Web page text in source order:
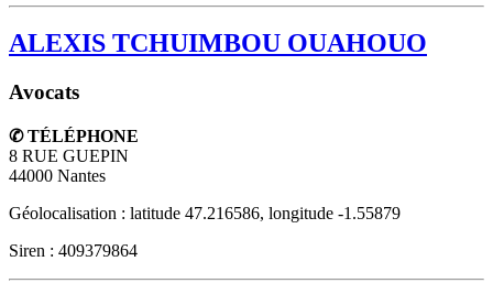
ALEXIS TCHUIMBOU OUAHOUO
Avocats
✆ TÉLÉPHONE
8 RUE GUEPIN
44000 Nantes
Géolocalisation : latitude 47.216586, longitude -1.55879
Siren : 409379864